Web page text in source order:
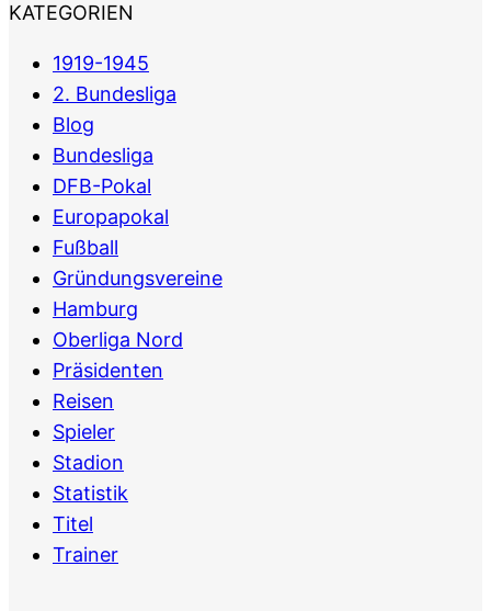
KATEGORIEN
1919-1945
2. Bundesliga
Blog
Bundesliga
DFB-Pokal
Europapokal
Fußball
Gründungsvereine
Hamburg
Oberliga Nord
Präsidenten
Reisen
Spieler
Stadion
Statistik
Titel
Trainer